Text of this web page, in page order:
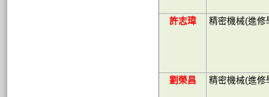
許志瑋 精密機械(進修
劉榮昌 精密機械(進修